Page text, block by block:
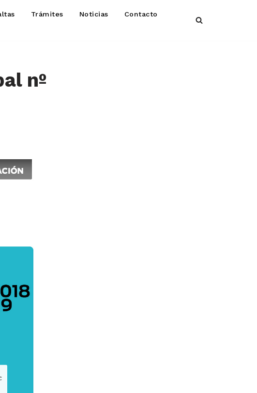
Trámites Noticias
Contacto
nº